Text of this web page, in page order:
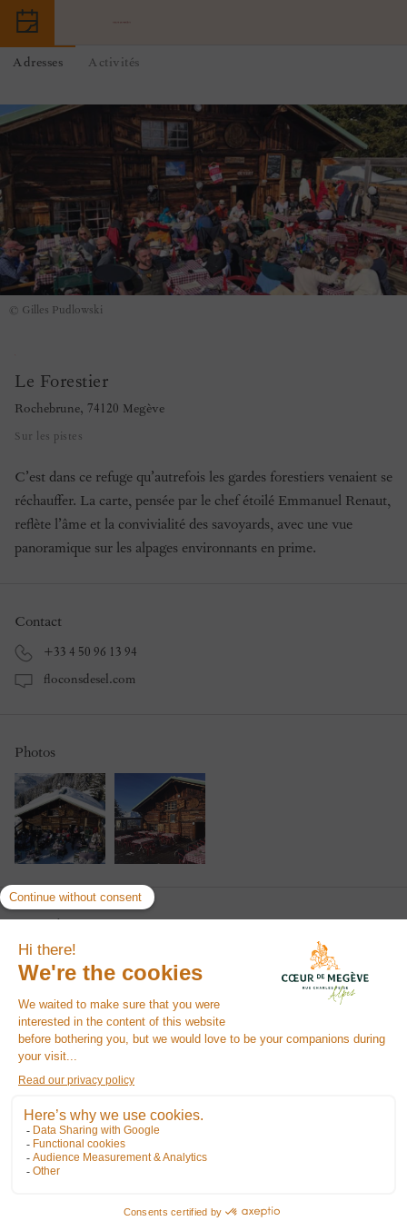
Adresses Activités
© Gilles Pudlowski
Le Forestier
Rochebrune, 74120 Megève
Sur les pistes
C’est dans ce refuge qu’autrefois les gardes forestiers venaient se
réchauffer. La carte, pensée par le chef étoilé Emmanuel Renaut,
reflète l’âme et la convivialité des savoyards, avec une vue
panoramique sur les alpages environnants en prime.
Contact
+33 4 50 96 13 94
floconsdesel.com
Photos
"Plus petit que les autres restaurants sur les pistes, on y reçoit un accueil
privilégié"